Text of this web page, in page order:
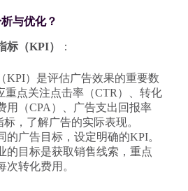
与优化？
标（KPI） ：
KPI）是评估广告效果的重要数
重点关注点击率（CTR）、转化
用（CPA）、广告支出回报率
标，了解广告的实际表现。
的广告目标，设定明确的KPI。
的目标是获取销售线索，重点
次转化费用。